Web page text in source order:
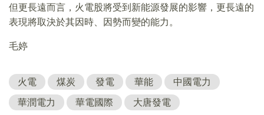
但更長遠而言，火電股將受到新能源發展的影響，更長遠的
表現將取決於其因時、因勢而變的能力。
毛婷
火電 煤炭 發電 華能 中國電力
華潤電力 華電國際 大唐發電